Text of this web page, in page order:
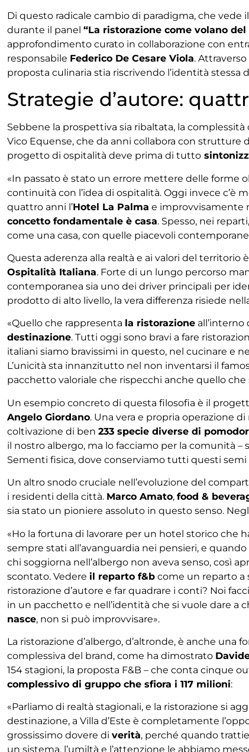
Di questo radicale cambio di paradigma, che vede
durante il panel “La ristorazione come volano
approfondimento curato in collaborazione con
responsabile Federico De Cesare Viola.
proposta culinaria stia riscrivendo l’identità stessa
Strategie d’autore:
Sebbene la prospettiva sia ribaltata, la
Vico Equense, che da anni collabora con strutture
progetto di ospitalità deve prima di tutto
«In passato è stato un errore mettere delle forme
continuità con l’idea di ospitalità. Oggi invece c’è
quattro anni l’Hotel La Palma e improvvisamente
concetto fondamentale è casa. Spesso, nei
come una casa, con quelle piacevoli
Questa aderenza alla realtà e ai valori del territorio
Ospitalità Italiana. Forte di un lungo percorso
contemporanea sia uno dei driver principali per
prodotto di alto livello, la vera differenza risiede
«Quello che rappresenta la ristorazione
destinazione. Tutti oggi sono bravi a fare
italiani siamo bravissimi in questo, nel cucinare e
L’unicità sta innanzitutto nel non inventarsi il
pacchetto valoriale che rispecchi anche quello che
Un esempio concreto di questa filosofia è il
Angelo Giordano. Una vera e propria operazione
coltivazione di ben 233 specie diverse di
il nostro albergo, ma lo facciamo per la comunità –
Sementi fisica, dove conserviamo tutti questi
Un altro snodo cruciale nell’evoluzione del
i residenti della città. Marco Amato, food &
sia stato un pioniere assoluto in questo senso.
«Ho la fortuna di lavorare per un hotel storico che
sempre stati all’avanguardia nei pensieri, e
chi soggiorna nell’albergo non aveva senso, così
scontato. Vedere il reparto f&b come un reparto a
ristorazione d’autore e far quadrare i conti? Noi
in un pacchetto e nell’identità che si vuole dare a
nasce, non si può improvvisare».
La ristorazione d’albergo, d’altronde, è anche una
complessiva del brand, come ha dimostrato
154 stagioni, la proposta F&B – che conta cinque
complessivo di gruppo che sfiora i 117 milioni:
«Parliamo di realtà stagionali, e la ristorazione si
destinazione, a Villa d’Este è completamente
grossissimo dovere di verità, perché quando
un sistema, l’umiltà e l’attenzione le abbiamo